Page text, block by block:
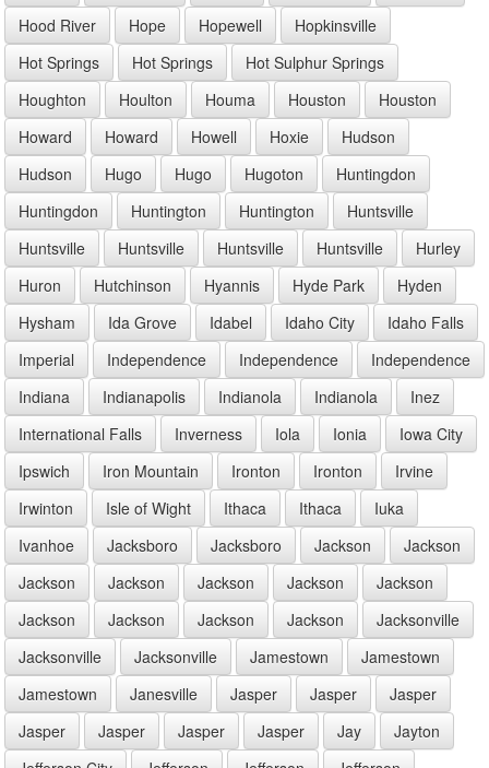
Hood River
Hope Hopewell
Hopkinsville
Hot Springs
Hot Springs
Hot Sulphur Springs
Houghton
Houlton Houma Houston
Houston
Howard
Howard Howell Hoxie
Hudson
Hudson
Hugo Hugo Hugoton
Huntingdon
Huntingdon
Huntington Huntington
Huntsville
Huntsville
Huntsville Huntsville Huntsville
Hurley
Huron
Hutchinson Hyannis Hyde Park
Hyden
Hysham
Ida Grove Idabel Idaho City
Idaho Falls
Imperial
Independence Independence
Independence
Indiana
Indianapolis Indianola Indianola
Inez
International Falls
Inverness Iola Ionia
Iowa City
Ipswich
Iron Mountain Ironton Ironton
Irvine
Irwinton
Isle of Wight Ithaca Ithaca
Iuka
Ivanhoe
Jacksboro Jacksboro Jackson
Jackson
Jackson
Jackson Jackson Jackson
Jackson
Jackson
Jackson Jackson Jackson
Jacksonville
Jacksonville
Jacksonville Jamestown
Jamestown
Jamestown
Janesville Jasper Jasper
Jasper
Jasper
Jasper Jasper Jasper Jay
Jayton